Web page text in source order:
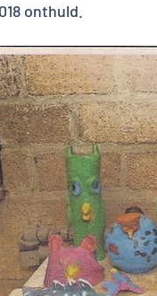
onthuld.